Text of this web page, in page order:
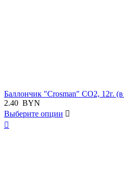
Баллончик "Crosman" СО2, 12г.
2.40 BYN
Выберите опции 
